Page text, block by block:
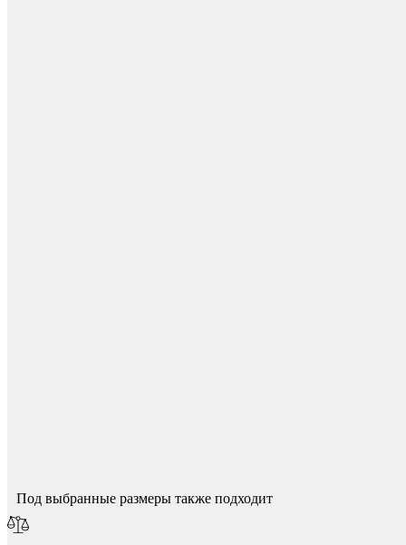
Под выбранные размеры также подходит